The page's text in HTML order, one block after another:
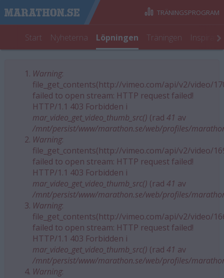
Start Nyheterna Löpningen Träningen
TRÄNINGSPROGRAM
Felmeddelande
Warning:
file_get_contents(http://vimeo.com/api/v2/video/
failed to open stream: HTTP request failed!
HTTP/1.1 403 Forbidden i
mar_video_get_video_thumb_src() (rad 41 av
/mnt/persist/www/marathon.se/web/profiles/
Warning:
file_get_contents(http://vimeo.com/api/v2/video/
failed to open stream: HTTP request failed!
HTTP/1.1 403 Forbidden i
mar_video_get_video_thumb_src() (rad 41 av
/mnt/persist/www/marathon.se/web/profiles/
Warning:
file_get_contents(http://vimeo.com/api/v2/video/
failed to open stream: HTTP request failed!
HTTP/1.1 403 Forbidden i
mar_video_get_video_thumb_src() (rad 41 av
/mnt/persist/www/marathon.se/web/profiles/
Warning: